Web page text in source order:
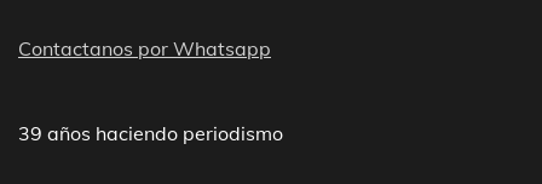
Contactanos por Whatsapp
39 años haciendo periodismo